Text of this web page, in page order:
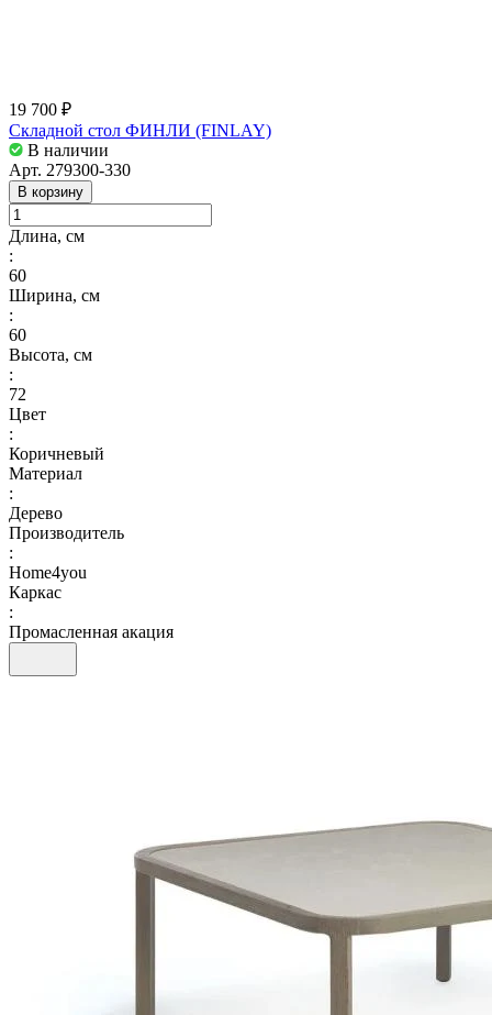
19 700 ₽
Складной стол ФИНЛИ (FINLAY)
В наличии
Арт. 279300-330
В корзину
Длина, см
:
60
Ширина, см
:
60
Высота, см
:
72
Цвет
:
Коричневый
Материал
:
Дерево
Производитель
:
Home4you
Каркас
:
Промасленная акация